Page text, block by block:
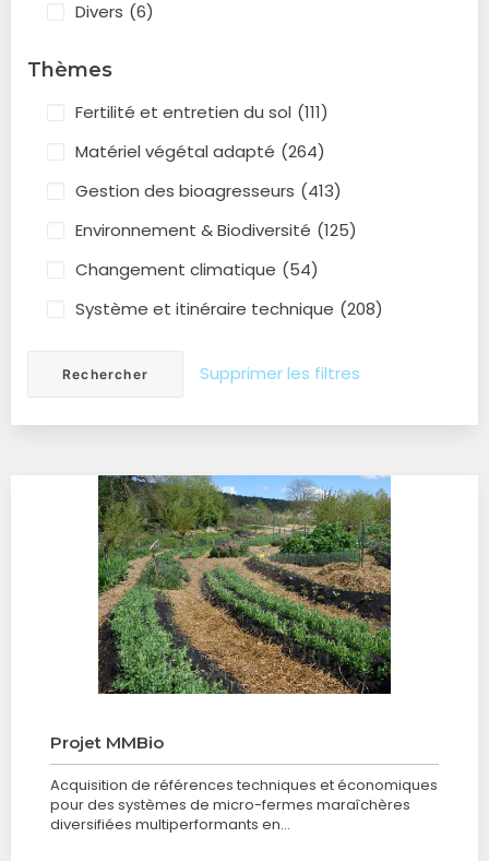
Divers (6)
Thèmes
Fertilité et entretien du sol (111)
Matériel végétal adapté (264)
Gestion des bioagresseurs (413)
Environnement & Biodiversité (125)
Changement climatique (54)
Système et itinéraire technique (208)
Supprimer les filtres
Projet MMBio
Acquisition de références techniques et économiques
pour des systèmes de micro-fermes maraîchères
diversifiées multiperformants en…